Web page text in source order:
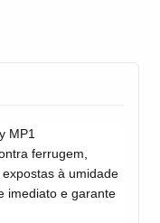
MP1
ferrugem,
à umidade
imediato e garante